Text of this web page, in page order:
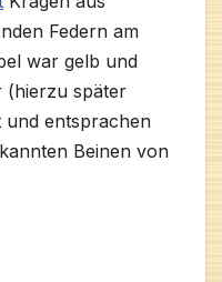
Federn am
war gelb und
(hierzu später
und entsprachen
Beinen von